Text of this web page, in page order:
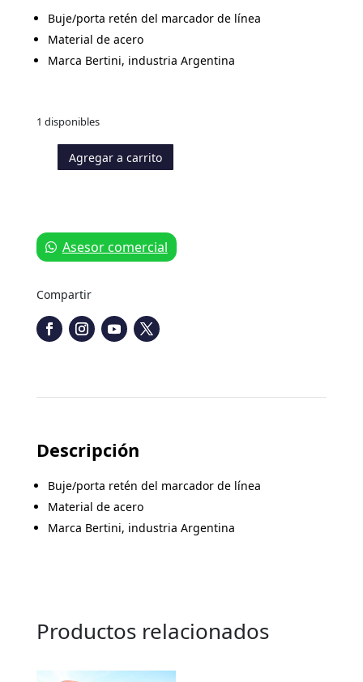
Buje/porta retén del marcador de línea
Material de acero
Marca Bertini, industria Argentina
1 disponibles
Porta
Agregar a carrito
Asesor comercial
Compartir
Descripción
Buje/porta retén del marcador de línea
Material de acero
Marca Bertini, industria Argentina
Productos relacionados